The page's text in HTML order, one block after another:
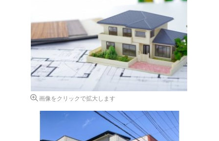
画像をクリックで拡大します